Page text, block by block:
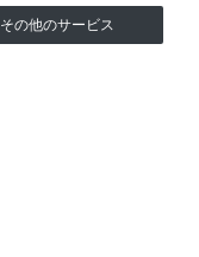
その他のサービス